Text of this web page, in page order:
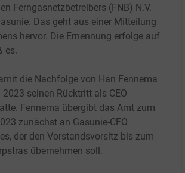
Ferngasnetzbetreibers (FNB) N.V.
Das geht aus einer Mitteilung
hervor. Die Ernennung erfolge auf
es.
die Nachfolge von Han Fennema
seinen Rücktritt als CEO
Fennema übergibt das Amt zum
zunächst an Gasunie-CFO
der den Vorstandsvorsitz bis zum
übernehmen soll.